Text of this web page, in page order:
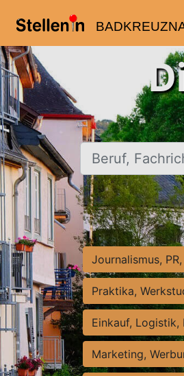
Beruf, Fachrichtung,
Journalismus,
Praktika,
Einkauf,
Marketing,